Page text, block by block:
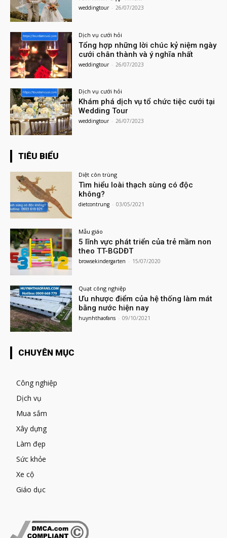
weddingtour - 26/07/2023
Dịch vụ cưới hỏi
Tổng hợp những lời chúc kỷ niệm ngày
cưới chân thành và ý nghĩa nhất
weddingtour - 26/07/2023
Dịch vụ cưới hỏi
Khám phá dịch vụ tổ chức tiệc cưới tại
Wedding Tour
weddingtour - 26/07/2023
TIÊU BIỂU
Diệt côn trùng
Tìm hiểu loài thạch sùng có độc
không?
dietcontrung - 03/05/2021
Mẫu giáo
5 lĩnh vực phát triển của trẻ mầm non
theo TT-BGDĐT
browsekindergarten - 15/07/2020
Quạt công nghiệp
Ưu nhược điểm của hệ thống làm mát
bằng nước hiện nay
huynhthaofans - 09/10/2021
CHUYÊN MỤC
Công nghiệp
Dịch vụ
Mua sắm
Xây dựng
Làm đẹp
Sức khỏe
Xe cộ
Giáo dục